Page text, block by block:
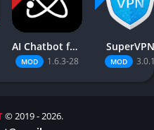
AI Chatbot for DeepSeek R1 +
MOD 1.6.3-28
SuperVPN
MOD
© 2019 - 2026.